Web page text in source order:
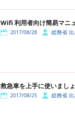
Wifi 利用者向け簡易マニ
2017/08/28 総務省
救急車を上手に使いまし
2017/08/25 総務省